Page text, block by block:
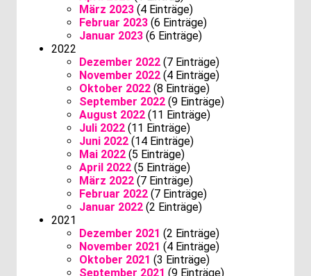
März 2023 (4 Einträge)
Februar 2023 (6 Einträge)
Januar 2023 (6 Einträge)
2022
Dezember 2022 (7 Einträge)
November 2022 (4 Einträge)
Oktober 2022 (8 Einträge)
September 2022 (9 Einträge)
August 2022 (11 Einträge)
Juli 2022 (11 Einträge)
Juni 2022 (14 Einträge)
Mai 2022 (5 Einträge)
April 2022 (5 Einträge)
März 2022 (7 Einträge)
Februar 2022 (7 Einträge)
Januar 2022 (2 Einträge)
2021
Dezember 2021 (2 Einträge)
November 2021 (4 Einträge)
Oktober 2021 (3 Einträge)
September 2021 (9 Einträge)